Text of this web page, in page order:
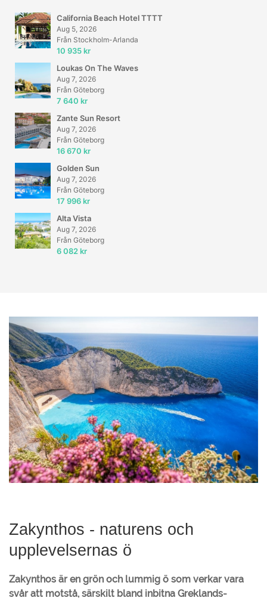
California Beach Hotel TTTT
Aug 5, 2026
Från Stockholm-Arlanda
10 935 kr
Loukas On The Waves
Aug 7, 2026
Från Göteborg
7 640 kr
Zante Sun Resort
Aug 7, 2026
Från Göteborg
16 670 kr
Golden Sun
Aug 7, 2026
Från Göteborg
17 996 kr
Alta Vista
Aug 7, 2026
Från Göteborg
6 082 kr
Zakynthos - naturens och
upplevelsernas ö
Zakynthos är en grön och lummig ö som verkar vara
svår att motstå, särskilt bland inbitna Greklands-